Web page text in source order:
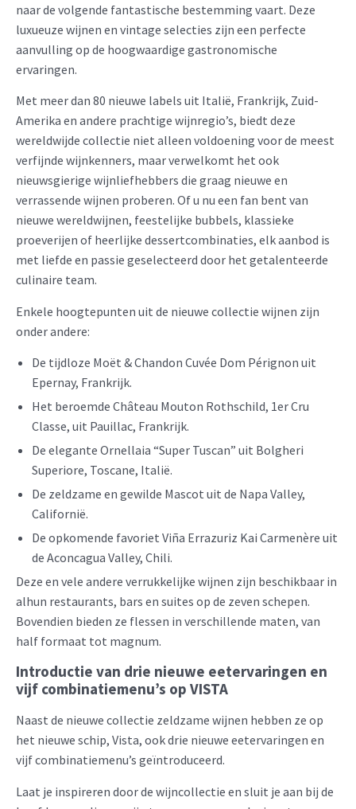
naar de volgende fantastische bestemming vaart. Deze
luxueuze wijnen en vintage selecties zijn een perfecte
aanvulling op de hoogwaardige gastronomische
ervaringen.
Met meer dan 80 nieuwe labels uit Italië, Frankrijk, Zuid-
Amerika en andere prachtige wijnregio’s, biedt deze
wereldwijde collectie niet alleen voldoening voor de meest
verfijnde wijnkenners, maar verwelkomt het ook
nieuwsgierige wijnliefhebbers die graag nieuwe en
verrassende wijnen proberen. Of u nu een fan bent van
nieuwe wereldwijnen, feestelijke bubbels, klassieke
proeverijen of heerlijke dessertcombinaties, elk aanbod is
met liefde en passie geselecteerd door het getalenteerde
culinaire team.
Enkele hoogtepunten uit de nieuwe collectie wijnen zijn
onder andere:
De tijdloze Moët & Chandon Cuvée Dom Pérignon uit
Epernay, Frankrijk.
Het beroemde Château Mouton Rothschild, 1er Cru
Classe, uit Pauillac, Frankrijk.
De elegante Ornellaia “Super Tuscan” uit Bolgheri
Superiore, Toscane, Italië.
De zeldzame en gewilde Mascot uit de Napa Valley,
Californië.
De opkomende favoriet Viña Errazuriz Kai Carmenère uit
de Aconcagua Valley, Chili.
Deze en vele andere verrukkelijke wijnen zijn beschikbaar in
alhun restaurants, bars en suites op de zeven schepen.
Bovendien bieden ze flessen in verschillende maten, van
half formaat tot magnum.
Introductie van drie nieuwe eetervaringen en
vijf combinatiemenu’s op VISTA
Naast de nieuwe collectie zeldzame wijnen hebben ze op
het nieuwe schip, Vista, ook drie nieuwe eetervaringen en
vijf combinatiemenu’s geïntroduceerd.
Laat je inspireren door de wijncollectie en sluit je aan bij de